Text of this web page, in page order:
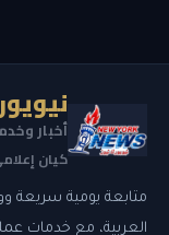
أخبار
كيان إعلامي
متابعة يومية سريعة
العربية، مع خدمات